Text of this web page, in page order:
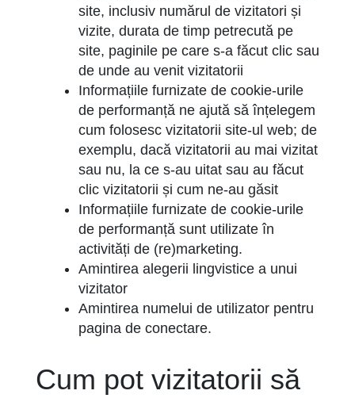
site, inclusiv numărul de vizitatori și
vizite, durata de timp petrecută pe
site, paginile pe care s-a făcut clic sau
de unde au venit vizitatorii
Informațiile furnizate de cookie-urile
de performanță ne ajută să înțelegem
cum folosesc vizitatorii site-ul web; de
exemplu, dacă vizitatorii au mai vizitat
sau nu, la ce s-au uitat sau au făcut
clic vizitatorii și cum ne-au găsit
Informațiile furnizate de cookie-urile
de performanță sunt utilizate în
activități de (re)marketing.
Amintirea alegerii lingvistice a unui
vizitator
Amintirea numelui de utilizator pentru
pagina de conectare.
Cum pot vizitatorii să